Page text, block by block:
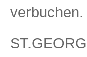
verbuchen.